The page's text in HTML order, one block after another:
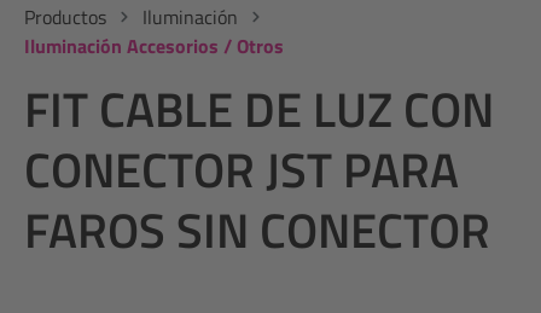
Productos
Iluminación
Iluminación Accesorios / Otros
FIT CABLE DE LUZ CON
CONECTOR JST PARA
FAROS SIN CONECTOR